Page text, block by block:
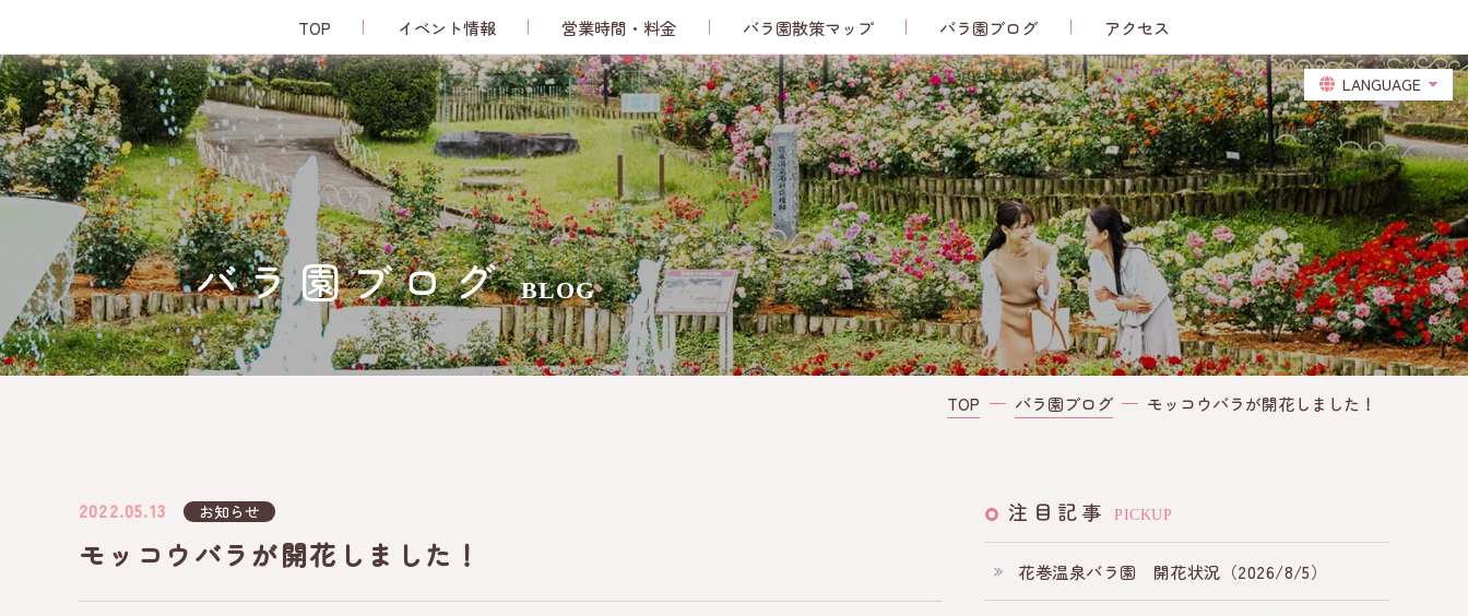
TOP イベント情報 営業時間・料金 バラ園散策マップ バラ園ブログ アクセス
LANGUAGE
バラ園ブログ BLOG
TOP バラ園ブログ モッコウバラが開花しました！
2022.05.13 お知らせ
モッコウバラが開花しました！
注目記事 PICKUP
花巻温泉バラ園 開花状況（2026/8/5）